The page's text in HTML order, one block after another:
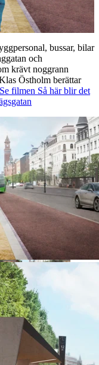
bussar, bilar
och
krävt noggrann
Östholm berättar
Se filmen Så här blir det